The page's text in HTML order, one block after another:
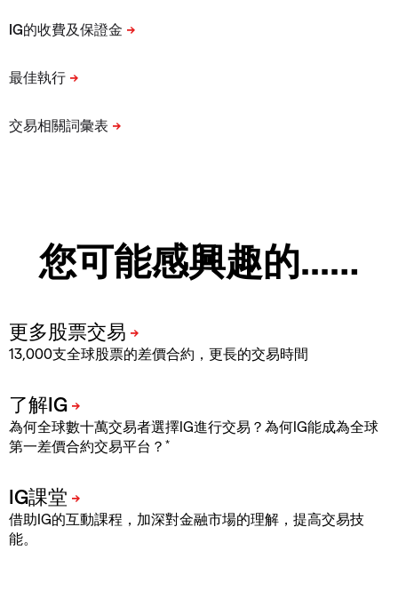
您可能感興趣的...…
13,000支全球股票的差價合約，更長的交易時間
為何全球數十萬交易者選擇IG進行交易？為何IG能成為全球
第一差價合約交易平台？ *
借助IG的互動課程，加深對金融市場的理解，提高交易技
能。